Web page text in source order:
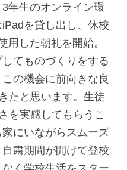
年生のオンライン環
を貸し出し、休校
用した朝礼を開始。
てものづくりをする
の機会に前向きな良
たと思います。生徒
を実感してもらうこ
にいながらスムーズ
粛期間が開けて登校